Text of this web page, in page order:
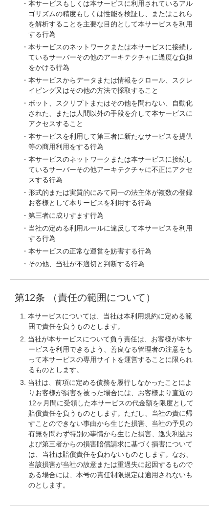
本サービスもしくは本サービスに利用されているアル
ゴリズムの精度もしくは性能を検証し、またはこれら
を解析することを主要な目的として本サービスを利用
する行為
本サービスのネットワークまたは本サービスに接続し
ているサーバーその他のアーキテクチャに過度な負担
をかける行為
本サービスからデータまたは情報をクロール、スクレ
イピング又はその他の方法で採取すること
ボット、スクリプトまたはその他を問わない、自動化
された、または人間以外の手段を介して本サービスに
アクセスすること
本サービスを利用して第三者に新たなサービスを提供
等の商用利用をする行為
本サービスのネットワークまたは本サービスに接続し
ているサーバーその他アーキテクチャに不正にアクセ
スする行為
形式的または実質的にみて同一の法主体が複数の登録
お客様として本サービスを利用する行為
第三者に成りすます行為
当社の定める利用ルールに違反して本サービスを利用
する行為
本サービスの正常な運営を妨害する行為
その他、当社が不適切と判断する行為
第12条 （責任の範囲について）
本サービスについては、当社は本利用規約に定める範
囲で責任を負うものとします。
当社が本サービスについて負う責任は、お客様が本サ
ービスを利用できるよう、善良なる管理者の注意をも
って本サービスの専用サイトを運営することに限られ
るものとします。
当社は、前項に定める債務を履行しなかったことによ
りお客様が損害を被った場合には、お客様より直近の
12ヶ月間に受領した本サービスの代金額を限度として
賠償責任を負うものとします。ただし、当社の責に帰
すことのできない事由から生じた損害、当社の予見の
有無を問わず特別の事情から生じた損害、逸失利益お
よび第三者からの損害賠償請求に基づく損害について
は、当社は賠償責任を負わないものとします。なお、
当該損害が当社の故意または重過失に起因するもので
ある場合には、本号の責任制限規定は適用されないも
のとします。